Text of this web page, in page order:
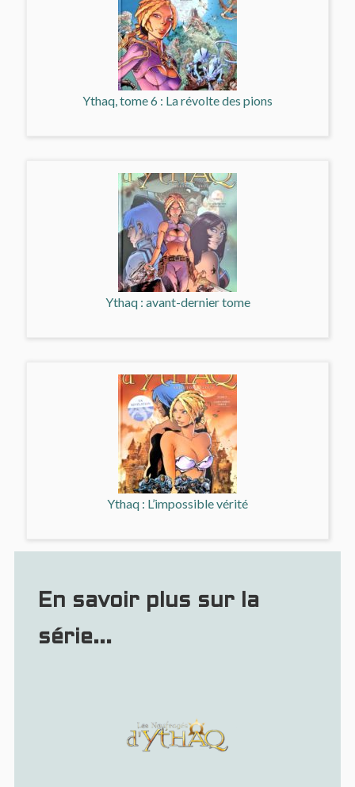
Ythaq, tome 6 : La révolte des pions
Ythaq : avant-dernier tome
Ythaq : L’impossible vérité
En savoir plus sur la
série...